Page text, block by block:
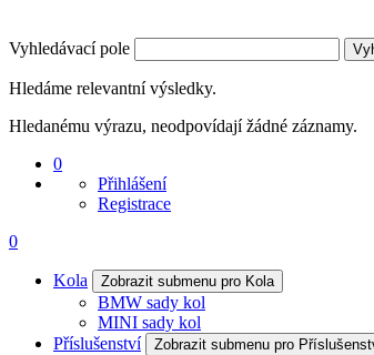
Vyhledávací pole
Hledáme relevantní výsledky.
Hledanému výrazu, neodpovídají žádné záznamy.
0
Přihlášení
Registrace
0
Kola Zobrazit submenu pro Kola
BMW sady kol
MINI sady kol
Příslušenství
Zobrazit submenu pro